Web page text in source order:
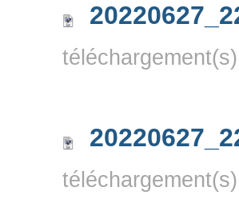
téléchargement(s)
téléchargement(s)